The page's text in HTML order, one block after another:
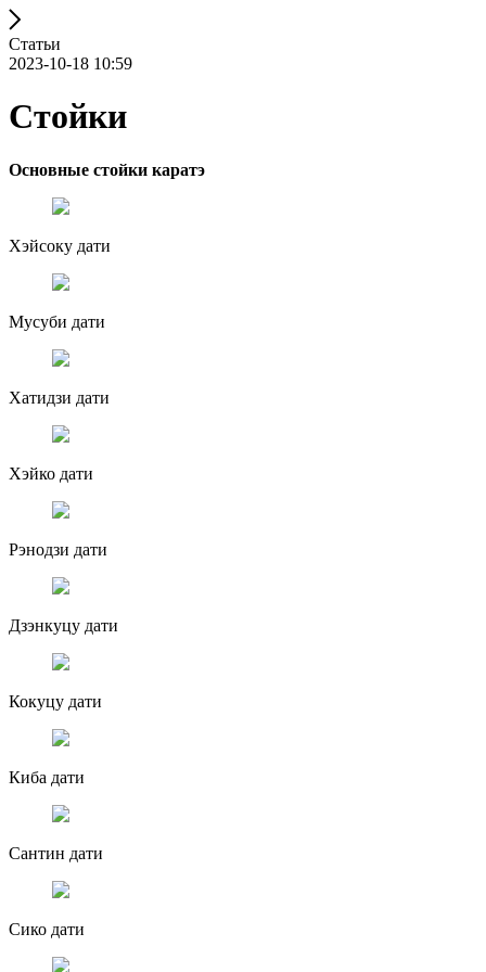
Статьи
2023-10-18 10:59
Стойки
Основные стойки каратэ
Хэйсоку дати
Мусуби дати
Хатидзи дати
Хэйко дати
Рэнодзи дати
Дзэнкуцу дати
Кокуцу дати
Киба дати
Сантин дати
Сико дати